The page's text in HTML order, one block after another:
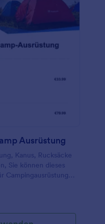
Ausrüstung
Kanus, Rucksäcke
Sie können dieses
Campingausrüstung
Website zu verkaufen.